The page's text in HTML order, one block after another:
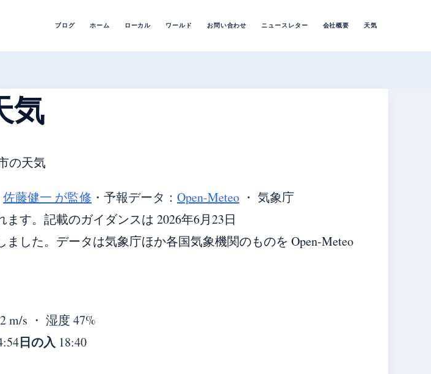
ブログ ホーム ローカル ワールド お問い合わせ ニュースレター 会社概要 天気
気
の天気
佐藤健一 が監修 ・ 予報データ： Open-Meteo ・ 気象庁
す。記載のガイダンスは 2026年6月23日
ました。データは気象庁ほか各国気象機関のものを Open-Meteo
m/s ・ 湿度 47%
日の入 18:40